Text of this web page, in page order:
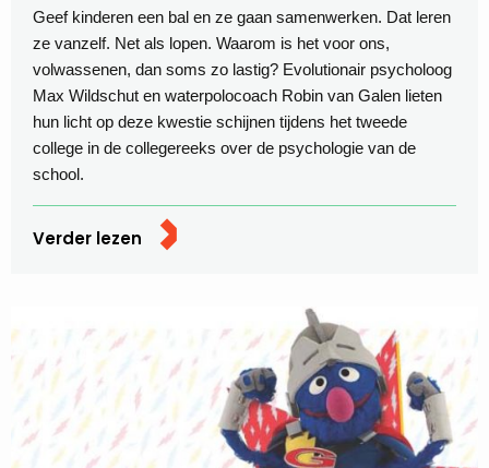
Geef kinderen een bal en ze gaan samenwerken. Dat leren
ze vanzelf. Net als lopen. Waarom is het voor ons,
volwassenen, dan soms zo lastig? Evolutionair psycholoog
Max Wildschut en waterpolocoach Robin van Galen lieten
hun licht op deze kwestie schijnen tijdens het tweede
college in de collegereeks over de psychologie van de
school.
Verder lezen